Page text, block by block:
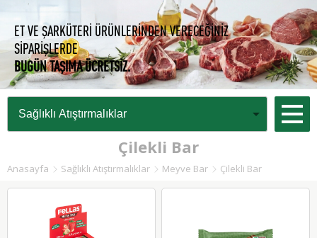
ET VE ŞARKÜTERİ ÜRÜNLERİNDEN VERECEĞİNİZ
SİPARİŞLERDE
BUGÜN TAŞIMA ÜCRETSİZ.
Çilekli Bar
Anasayfa Sağlıklı Atıştırmalıklar Meyve Bar Çilekli Bar